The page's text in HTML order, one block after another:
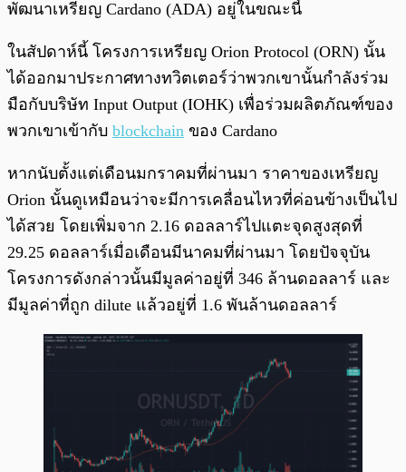
พัฒนาเหรียญ Cardano (ADA) อยู่ในขณะนี้
ในสัปดาห์นี้ โครงการเหรียญ Orion Protocol (ORN) นั้น
ได้ออกมาประกาศทางทวิตเตอร์ว่าพวกเขานั้นกำลังร่วม
มือกับบริษัท Input Output (IOHK) เพื่อร่วมผลิตภัณฑ์ของ
พวกเขาเข้ากับ blockchain ของ Cardano
หากนับตั้งแต่เดือนมกราคมที่ผ่านมา ราคาของเหรียญ
Orion นั้นดูเหมือนว่าจะมีการเคลื่อนไหวที่ค่อนข้างเป็นไป
ได้สวย โดยเพิ่มจาก 2.16 ดอลลาร์ไปแตะจุดสูงสุดที่
29.25 ดอลลาร์เมื่อเดือนมีนาคมที่ผ่านมา โดยปัจจุบัน
โครงการดังกล่าวนั้นมีมูลค่าอยู่ที่ 346 ล้านดอลลาร์ และ
มีมูลค่าที่ถูก dilute แล้วอยู่ที่ 1.6 พันล้านดอลลาร์